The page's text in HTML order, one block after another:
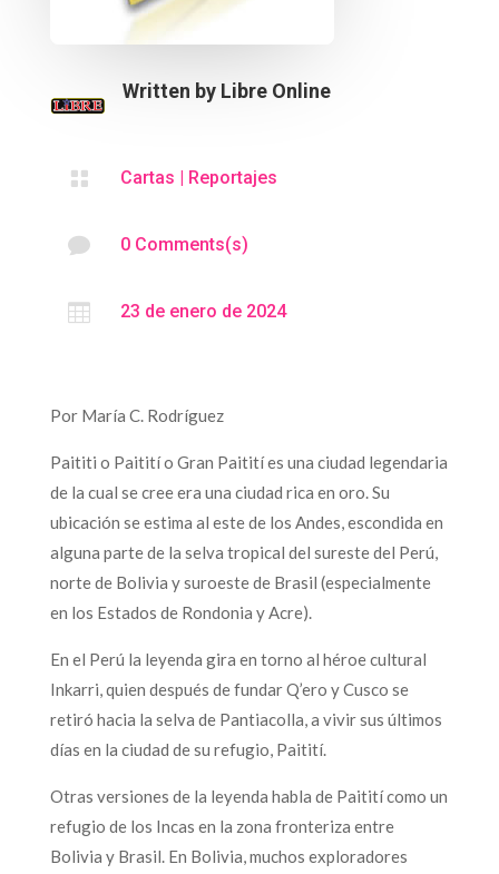
Written by Libre Online
 Cartas | Reportajes
 0 Comments(s)
 23 de enero de 2024
Por María C. Rodríguez
Paititi o Paitití o Gran Paitití es una ciudad legendaria
de la cual se cree era una ciudad rica en oro. Su
ubicación se estima al este de los Andes, escondida en
alguna parte de la selva tropical del sureste del Perú,
norte de Bolivia y suroeste de Brasil (especialmente
en los Estados de Rondonia y Acre).
En el Perú la leyenda gira en torno al héroe cultural
Inkarri, quien después de fundar Q’ero y Cusco se
retiró hacia la selva de Pantiacolla, a vivir sus últimos
días en la ciudad de su refugio, Paitití.
Otras versiones de la leyenda habla de Paitití como un
refugio de los Incas en la zona fronteriza entre
Bolivia y Brasil. En Bolivia, muchos exploradores